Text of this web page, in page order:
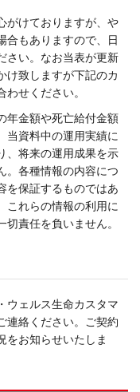
がけておりますが、や
合もありますので、日
さい。なお当表が更新
け致しますが下記のカ
せください。
年金額や死亡給付金額
当資料中の運用実績に
、将来の運用成果を示
。各種情報の内容につ
を保証するものではあ
これらの情報の利用に
責任を負いません。
ウェルス生命カスタマ
連絡ください。ご契約
をお知らせいたしま